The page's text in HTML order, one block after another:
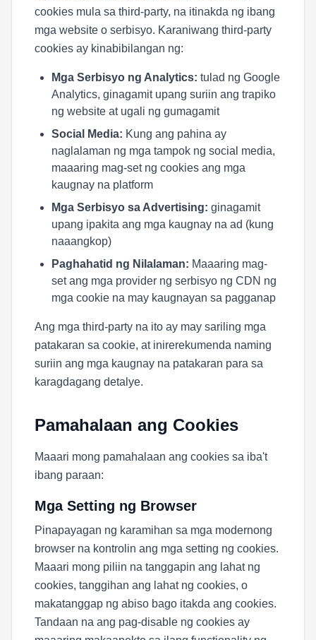
cookies mula sa third-party, na itinakda ng ibang
mga website o serbisyo. Karaniwang third-party
cookies ay kinabibilangan ng:
Mga Serbisyo ng Analytics: tulad ng Google
Analytics, ginagamit upang suriin ang trapiko
ng website at ugali ng gumagamit
Social Media: Kung ang pahina ay
naglalaman ng mga tampok ng social media,
maaaring mag-set ng cookies ang mga
kaugnay na platform
Mga Serbisyo sa Advertising: ginagamit
upang ipakita ang mga kaugnay na ad (kung
naaangkop)
Paghahatid ng Nilalaman: Maaaring mag-
set ang mga provider ng serbisyo ng CDN ng
mga cookie na may kaugnayan sa pagganap
Ang mga third-party na ito ay may sariling mga
patakaran sa cookie, at inirerekumenda naming
suriin ang mga kaugnay na patakaran para sa
karagdagang detalye.
Pamahalaan ang Cookies
Maaari mong pamahalaan ang cookies sa iba't
ibang paraan:
Mga Setting ng Browser
Pinapayagan ng karamihan sa mga modernong
browser na kontrolin ang mga setting ng cookies.
Maaari mong piliin na tanggapin ang lahat ng
cookies, tanggihan ang lahat ng cookies, o
makatanggap ng abiso bago itakda ang cookies.
Tandaan na ang pag-disable ng cookies ay